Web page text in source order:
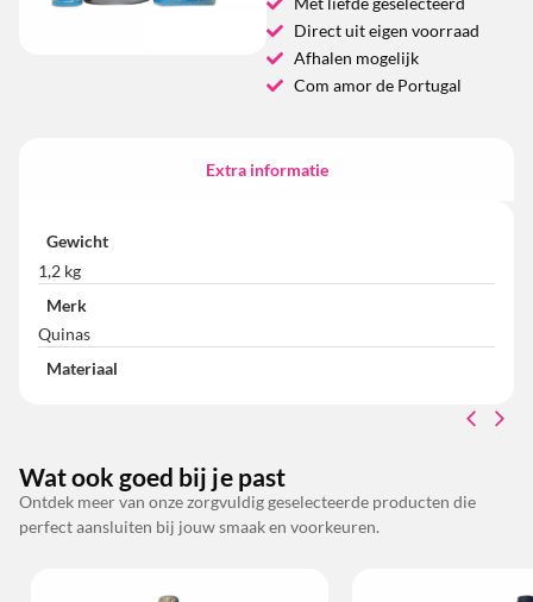
Direct uit eigen voorraad
Afhalen mogelijk
Com amor de Portugal
Extra informatie
Gewicht
1,2 kg
Merk
Quinas
Materiaal
Wat ook goed bij je past
Ontdek meer van onze zorgvuldig geselecteerde producten die
perfect aansluiten bij jouw smaak en voorkeuren.